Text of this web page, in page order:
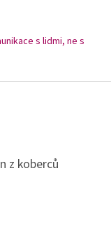
s lidmi, ne s
z koberců